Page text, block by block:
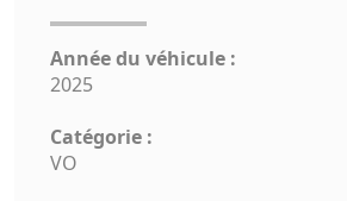
Année du véhicule :
2025
Catégorie :
VO